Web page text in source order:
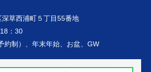
草西浦町５丁目55番地
：30
約制）、年末年始、お盆、GW